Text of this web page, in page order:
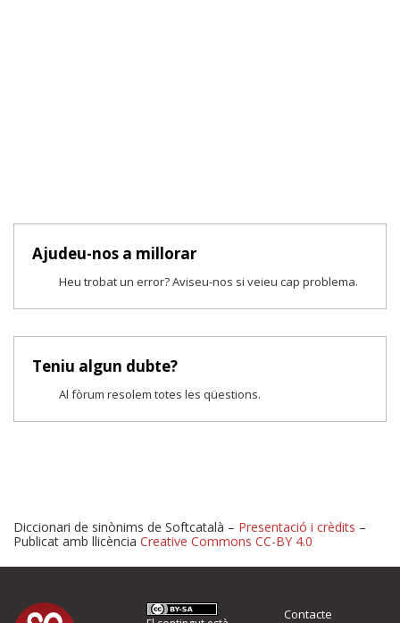
Ajudeu-nos a millorar
Heu trobat un error? Aviseu-nos si veieu cap problema.
Teniu algun dubte?
Al fòrum resolem totes les qüestions.
Proposeu-nos millores o
Diccionari de sinònims de Softcatalà – Presentació i crèdits –
Publicat amb llicència Creative Commons CC-BY 4.0
Contacte